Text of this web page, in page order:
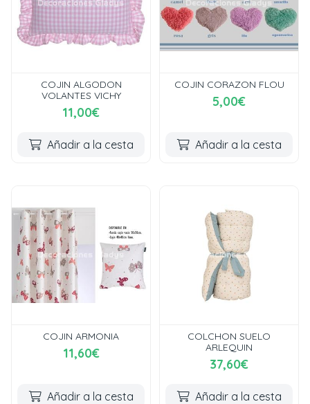
COJIN ALGODON
VOLANTES VICHY
11,00€
Añadir a la cesta
COJIN CORAZON FLOU
5,00€
Añadir a la cesta
COJIN ARMONIA
11,60€
Añadir a la cesta
COLCHON SUELO
ARLEQUIN
37,60€
Añadir a la cesta